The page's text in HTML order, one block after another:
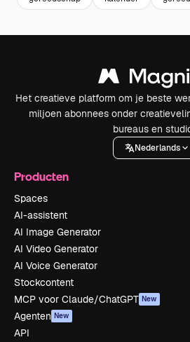
Het creatieve platform om je beste
miljoen abonnees onder
bureaus en
Nederlands
Producten
Spaces
AI-assistent
AI Image Generator
AI Video Generator
AI Voice Generator
Stockcontent
MCP voor Claude/ChatGPT New
Agenten New
API